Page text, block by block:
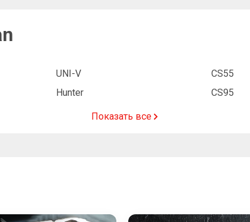
UNI-V CS55
Hunter CS95
Показать все